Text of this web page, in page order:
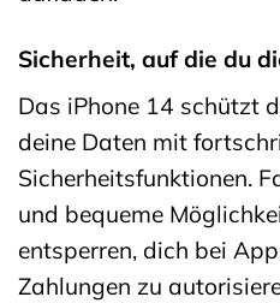
Sicherheit, auf die du
Das iPhone 14 schützt
deine Daten mit
Sicherheitsfunktionen.
und bequeme
entsperren, dich bei
Zahlungen zu